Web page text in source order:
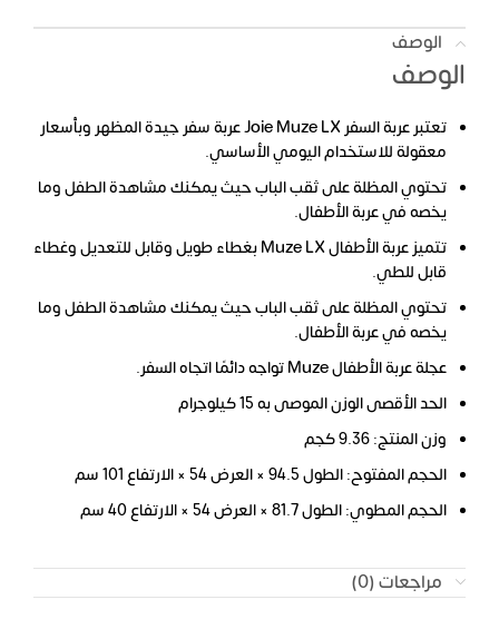
الوصف
الوصف
تعتبر عربة السفر Joie Muze LX عربة سفر جيدة المظهر وبأسعار
معقولة للاستخدام اليومي الأساسي.
تحتوي المظلة على ثقب الباب حيث يمكنك مشاهدة الطفل وما
يخصه في عربة الأطفال.
تتميز عربة الأطفال Muze LX بغطاء طويل وقابل للتعديل وغطاء
قابل للطي.
تحتوي المظلة على ثقب الباب حيث يمكنك مشاهدة الطفل وما
يخصه في عربة الأطفال.
عجلة عربة الأطفال Muze تواجه دائمًا اتجاه السفر.
الحد الأقصى الوزن الموصى به ‎15 كيلوجرام
وزن المنتج: 9.36 كجم
الحجم المفتوح: الطول 94.5 × العرض 54 × الارتفاع 101 سم
الحجم المطوي: الطول 81.7 × العرض 54 × الارتفاع 40 سم
مراجعات (0)